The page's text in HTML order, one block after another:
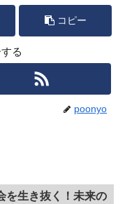
コピー
る
poonyo
を生き抜く！未来の